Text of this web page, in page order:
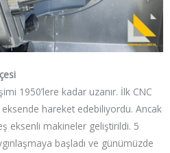
1950’lere kadar uzanır. İlk CNC
hareket edebiliyordu. Ancak
eksenli makineler geliştirildi. 5
başladı ve günümüzde